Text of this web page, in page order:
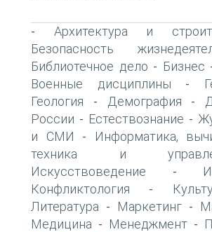
- Архитектура и
Безопасность
Библиотечное дело - Бизнес
Военные дисциплины -
Геология - Демография -
России - Естествознание -
и СМИ -
Информатика,
техника и
Искусствоведение -
Конфликтология -
Литература - Маркетинг -
Медицина - Менеджмент -